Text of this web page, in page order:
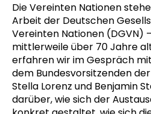
Die Vereinten Nationen
Arbeit der Deutschen
Vereinten Nationen (DGVN)
mittlerweile über 70 Jahre
erfahren wir im Gespräch
dem Bundesvorsitzenden der
Stella Lorenz und Benjamin
darüber, wie sich der